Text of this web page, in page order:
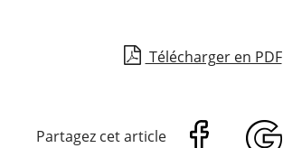
Télécharger en PDF
Partagez cet article